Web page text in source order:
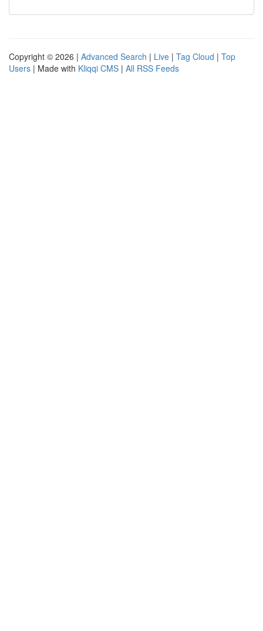
Copyright © 2026 | Advanced Search | Live | Tag Cloud | Top
Users | Made with Kliqqi CMS | All RSS Feeds